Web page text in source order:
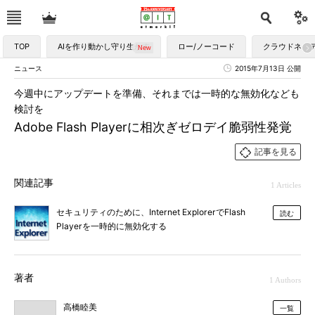
TOP AIを作り動かし守り生かす ロー/ノーコード クラウドネイ
ニュース 2015年7月13日 公開
Adobe Flash Playerに相次ぎゼロデイ脆弱性発覚
今週中にアップデートを準備、それまでは一時的な無効化なども
検討を
記事を見る
関連記事 1 Articles
セキュリティのために、Internet ExplorerでFlash
Playerを一時的に無効化する
読む
著者 1 Authors
高橋睦美 一覧